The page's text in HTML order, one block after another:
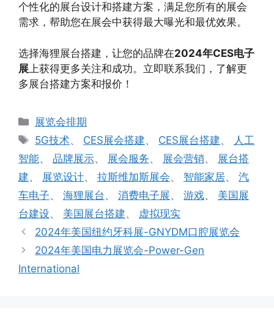
个性化的展台设计和搭建方案，满足您所有的展会
需求，帮助您在展会中获得最大曝光和最优效果。
选择海狸展台搭建，让您的品牌在2024年CES电子
展 上获得更多关注和成功。立即联系我们，了解更
多展台搭建方案和报价！
分
类
展览会排期
标
签
5G技术、 CES展会搭建、 CES展台搭建、
人工
智能、 品牌展示、 展会服务、 展会营销、 展台搭
建、 展览设计、 拉斯维加斯展会、 智能家居、 汽
车电子、 海狸展台 、 消费电子展、 游戏、 美国展
台建设、 美国展台搭建、 虚拟现实
2024年美国纽约牙科展-GNYDM口腔展览会
2024年美国电力展览会-Power-Gen
International